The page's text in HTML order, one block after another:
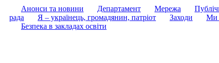
Анонси та новини Департамент Мережа
рада
Я – українець, громадянин, патріот Заходи
Ми
Безпека в закладах освіти